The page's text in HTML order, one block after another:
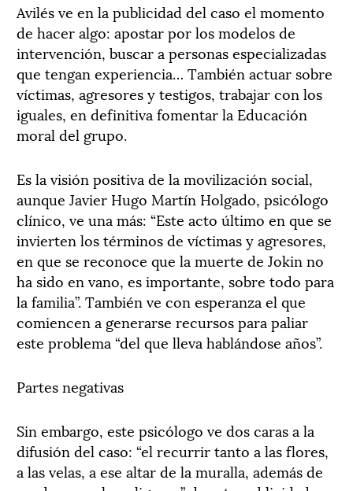
Avilés ve en la publicidad del caso el momento
de hacer algo: apostar por los modelos de
intervención, buscar a personas especializadas
que tengan experiencia… También actuar sobre
víctimas, agresores y testigos, trabajar con los
iguales, en definitiva fomentar la Educación
moral del grupo.
Es la visión positiva de la movilización social,
aunque Javier Hugo Martín Holgado, psicólogo
clínico, ve una más: “Este acto último en que se
invierten los términos de víctimas y agresores,
en que se reconoce que la muerte de Jokin no
ha sido en vano, es importante, sobre todo para
la familia”. También ve con esperanza el que
comiencen a generarse recursos para paliar
este problema “del que lleva hablándose años”.
Partes negativas
Sin embargo, este psicólogo ve dos caras a la
difusión del caso: “el recurrir tanto a las flores,
a las velas, a ese altar de la muralla, además de